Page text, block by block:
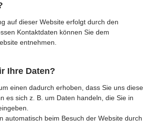
auf dieser Website erfolgt durch den
Kontaktdaten können Sie dem
entnehmen.
Ihre Daten?
einen dadurch erhoben, dass Sie uns diese
es sich z. B. um Daten handeln, die Sie in
automatisch beim Besuch der Website durch